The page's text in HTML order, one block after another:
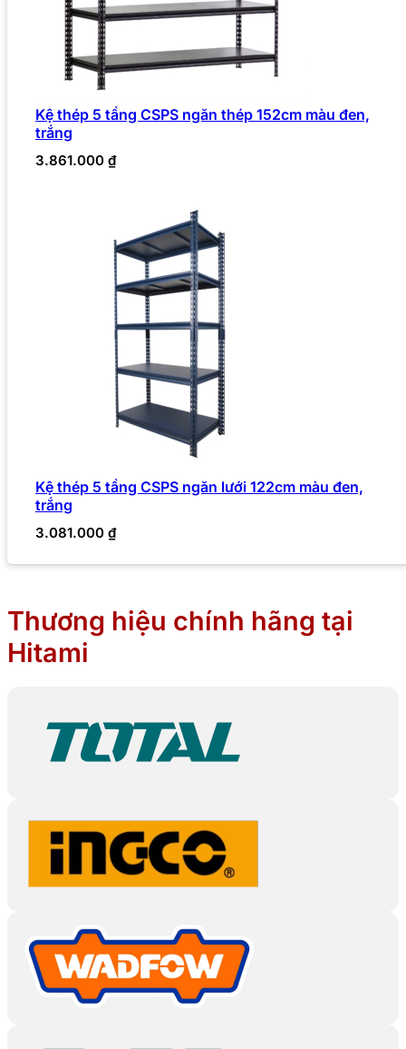
Kệ thép 5 tầng CSPS ngăn thép 152cm màu đen,
trắng
3.861.000 ₫
Kệ thép 5 tầng CSPS ngăn lưới 122cm màu đen,
trắng
3.081.000 ₫
Thương hiệu chính hãng tại
Hitami